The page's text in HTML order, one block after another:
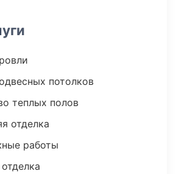
потолков
теплых полов
отделка
работы